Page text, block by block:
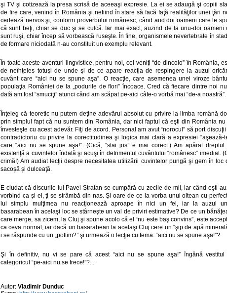
şi TV şi cotizează la presa scrisă de aceeaşi expresie. La ei se adaugă şi copiii
de fire care, venind în România şi nefiind în stare să facă faţă realităţilor unei ţări
cedează nervos şi, conform proverbului românesc, când aud doi oameni care le
că sunt beţi, chiar se duc şi se culcă. Iar mai exact, auzind de la unu-doi oameni
sunt ruşi, chiar încep să vorbească ruseşte. În fine, organismele nevertebrate în
de formare niciodată n-au constituit un exemplu relevant.
În toate aceste aventuri lingvistice, pentru noi, cei veniţi “de dincolo” în România,
de neînţeles totuşi de unde şi de ce apare reacţia de respingere la auzul
cuvânt care “aici nu se spune aşa”. O reacţie, care asemenea unei viroze
populaţia României de la „podurile de flori” încoace. Cred că fiecare dintre noi
dată am fost “smuciţi” atunci când am scăpat pe-aici câte-o vorbă mai “de-a noastră”.
Înţeleg că teoretic nu putem deţine adevărul absolut cu privire la limba română
prin simplul fapt că nu suntem din România, dar nici faptul că eşti din România nu
învesteşte cu acest adevăr. Fiţi de acord. Personal am avut “norocul” să port discuţii
contradictoriu cu privire la corectitudinea şi logica mai clară a expresiei “aşează-
care “aici nu se spune aşa!”. (Cică, “stai jos” e mai corect.) Am apărat dreptul
existenţă a cuvintelor îndată şi acuşi în detrimentul cuvântului “românesc” imediat.
crimă!) Am audiat lecţii despre necesitatea utilizării cuvintelor pungă şi gem în loc
sacoşă şi dulceaţă.
E ciudat că discurile lui Pavel Stratan se cumpără cu zecile de mii, iar când eşti
vorbind ca şi el, ţi se strâmbă din nas. Şi oare de ce la vorba unui oltean cu
lui simplu mulţimea nu reacţionează aproape în nici un fel, iar la auzul
basarabean în acelaşi loc se stârneşte un val de priviri estimative? De ce un
care merge, sa zicem, la Cluj şi spune acolo că el “nu este baş convins”, este
ca ceva normal, iar dacă un basarabean la acelaşi Cluj cere un “şip de apă
i se răspunde cu un „poftim?” şi urmează o lecţie cu tema: “aici nu se spune aşa!”?
Şi în definitiv, nu vi se pare că acest “aici nu se spune aşa!” îngână vestitul
categoricul “pe-aici nu se trece!”?...
Autor: Vladimir Dunduc